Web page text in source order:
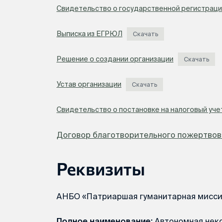
Свидетельство о государственной
Выписка из ЕГРЮЛ Скачать
Решение о создании организации Скачать
Устав организации Скачать
Свидетельство о постановке на налоговый
Договор благотворительного
Реквизиты
АНБО «Патриаршая гуманитарная